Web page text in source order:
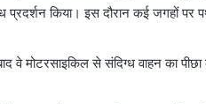
प्रदर्शन किया। इस दौरान कई जगहों
वे मोटरसाइकिल से संदिग्ध वाहन का